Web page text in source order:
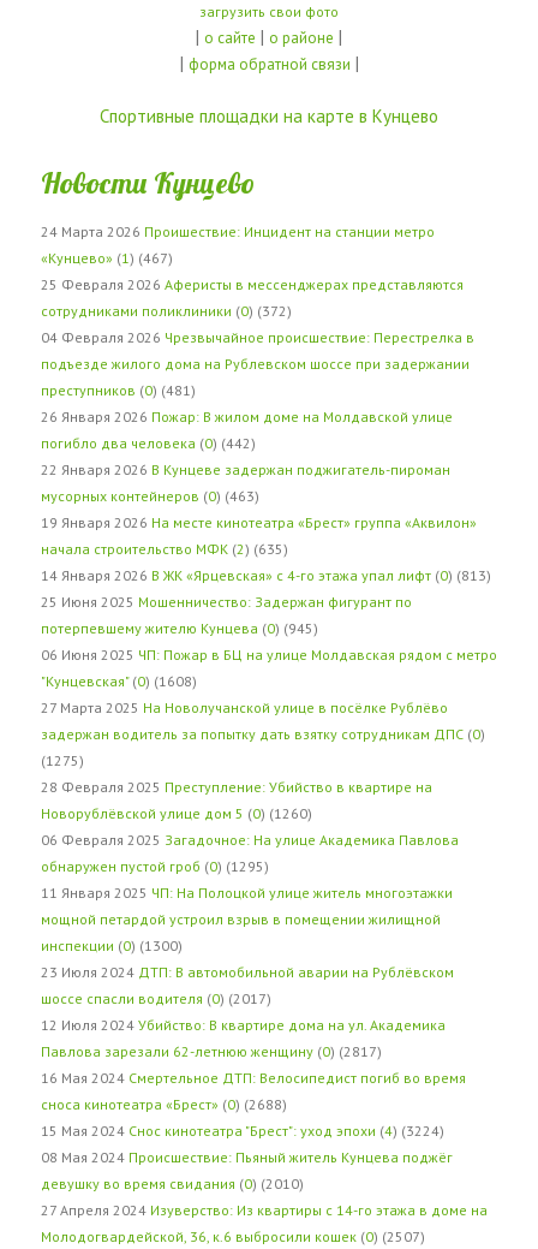
загрузить свои фото
| о сайте | о районе |
| форма обратной связи |
Спортивные площадки на карте в Кунцево
Новости Кунцево
24 Марта 2026 Проишествие: Инцидент на станции метро
«Кунцево» (1 ) (467)
25 Февраля 2026 Аферисты в мессенджерах представляются
сотрудниками поликлиники (0) (372)
04 Февраля 2026 Чрезвычайное происшествие: Перестрелка в
подъезде жилого дома на Рублевском шоссе при задержании
преступников (0) (481)
26 Января 2026 Пожар: В жилом доме на Молдавской улице
погибло два человека (0) (442)
22 Января 2026 В Кунцеве задержан поджигатель-пироман
мусорных контейнеров (0) (463)
19 Января 2026 На месте кинотеатра «Брест» группа «Аквилон»
начала строительство МФК (2) (635)
14 Января 2026 В ЖК «Ярцевская» с 4-го этажа упал лифт (0) (813)
25 Июня 2025 Мошенничество: Задержан фигурант по
потерпевшему жителю Кунцева (0) (945)
06 Июня 2025 ЧП: Пожар в БЦ на улице Молдавская рядом с метро
"Кунцевская" (0) (1608)
27 Марта 2025 На Новолучанской улице в посёлке Рублёво
задержан водитель за попытку дать взятку сотрудникам ДПС (0)
(1275)
28 Февраля 2025 Преступление: Убийство в квартире на
Новорублёвской улице дом 5 (0) (1260)
06 Февраля 2025 Загадочное: На улице Академика Павлова
обнаружен пустой гроб (0) (1295)
11 Января 2025 ЧП: На Полоцкой улице житель многоэтажки
мощной петардой устроил взрыв в помещении жилищной
инспекции (0) (1300)
23 Июля 2024 ДТП: В автомобильной аварии на Рублёвском
шоссе спасли водителя (0) (2017)
12 Июля 2024 Убийство: В квартире дома на ул. Академика
Павлова зарезали 62-летнюю женщину (0) (2817)
16 Мая 2024 Смертельное ДТП: Велосипедист погиб во время
сноса кинотеатра «Брест» (0) (2688)
15 Мая 2024 Снос кинотеатра "Брест": уход эпохи (4) (3224)
08 Мая 2024 Происшествие: Пьяный житель Кунцева поджёг
девушку во время свидания (0) (2010)
27 Апреля 2024 Изуверство: Из квартиры с 14-го этажа в доме на
Молодогвардейской, 36, к.6 выбросили кошек (0) (2507)